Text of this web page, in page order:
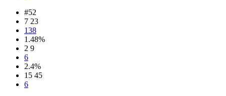
#52
7 23
138
1.48%
2 9
6
2.4%
15 45
6